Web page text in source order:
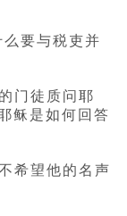
要与税吏并
门徒质问耶
稣是如何回答
希望他的名声